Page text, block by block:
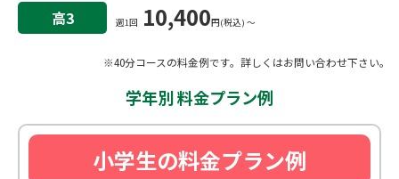
高3 週1回 10,400円(税込) 〜
※40分コースの料金例です。詳しくはお問い合わせ下さい。
学年別 料金プラン例
小学生の料金プラン例